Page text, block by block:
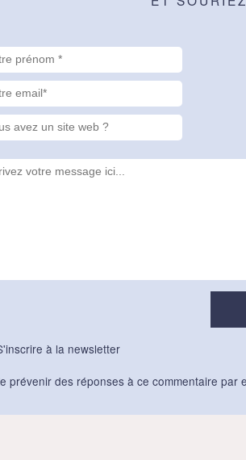
à la newsletter
prévenir des réponses à ce commentaire par